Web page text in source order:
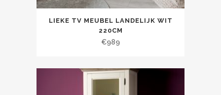
LIEKE TV MEUBEL LANDELIJK WIT
220CM
€989